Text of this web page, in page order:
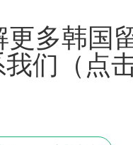
更多韩国
们（点